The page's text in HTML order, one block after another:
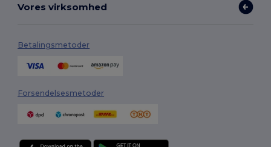
Vores virksomhed
Betalingsmetoder
Forsendelsesmetoder